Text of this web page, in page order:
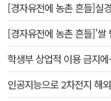
[경자유전에 농촌 흔들]실